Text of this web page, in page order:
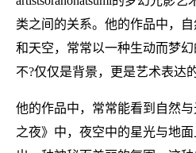
类之间的关系。他的作品中，
和天空，常常以一种生动而梦
不?仅仅是背景，更是艺术表达
他的作品中，常常能看到自然
之夜》中，夜空中的星光与地